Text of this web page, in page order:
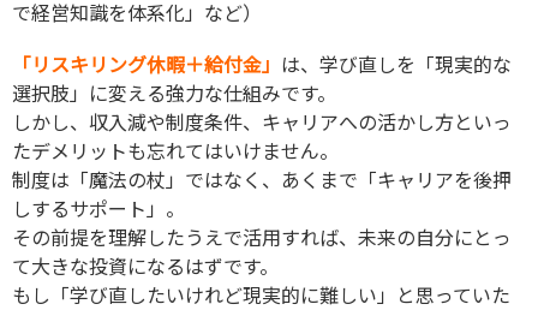
で経営知識を体系化」など）
「リスキリング休暇＋給付金」 は、学び直しを「現実的な
選択肢」に変える強力な仕組みです。
しかし、収入減や制度条件、キャリアへの活かし方といっ
たデメリットも忘れてはいけません。
制度は「魔法の杖」ではなく、あくまで「キャリアを後押
しするサポート」。
その前提を理解したうえで活用すれば、未来の自分にとっ
て大きな投資になるはずです。
もし「学び直したいけれど現実的に難しい」と思っていた